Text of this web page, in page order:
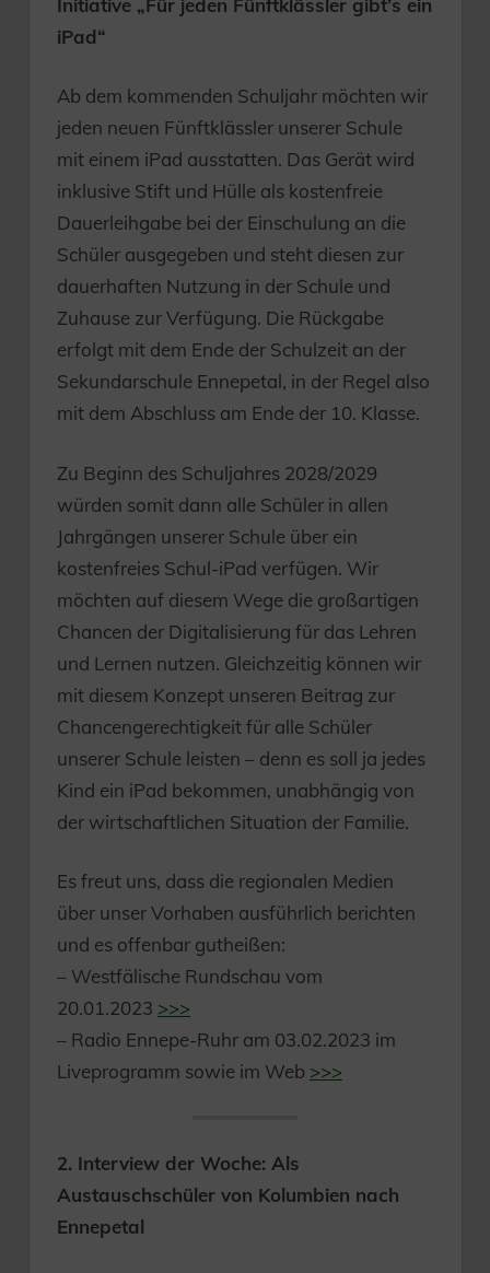
Initiative „Für jeden Fünftklässler gibt’s ein
iPad“
Ab dem kommenden Schuljahr möchten wir
jeden neuen Fünftklässler unserer Schule
mit einem iPad ausstatten. Das Gerät wird
inklusive Stift und Hülle als kostenfreie
Dauerleihgabe bei der Einschulung an die
Schüler ausgegeben und steht diesen zur
dauerhaften Nutzung in der Schule und
Zuhause zur Verfügung. Die Rückgabe
erfolgt mit dem Ende der Schulzeit an der
Sekundarschule Ennepetal, in der Regel also
mit dem Abschluss am Ende der 10. Klasse.
Zu Beginn des Schuljahres 2028/2029
würden somit dann alle Schüler in allen
Jahrgängen unserer Schule über ein
kostenfreies Schul-iPad verfügen. Wir
möchten auf diesem Wege die großartigen
Chancen der Digitalisierung für das Lehren
und Lernen nutzen. Gleichzeitig können wir
mit diesem Konzept unseren Beitrag zur
Chancengerechtigkeit für alle Schüler
unserer Schule leisten – denn es soll ja jedes
Kind ein iPad bekommen, unabhängig von
der wirtschaftlichen Situation der Familie.
Es freut uns, dass die regionalen Medien
über unser Vorhaben ausführlich berichten
und es offenbar gutheißen:
– Westfälische Rundschau vom
20.01.2023 >>>
– Radio Ennepe-Ruhr am 03.02.2023 im
Liveprogramm sowie im Web >>>
2. Interview der Woche: Als
Austauschschüler von Kolumbien nach
Ennepetal